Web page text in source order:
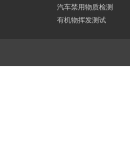
汽车禁用物质检测
有机物挥发测试